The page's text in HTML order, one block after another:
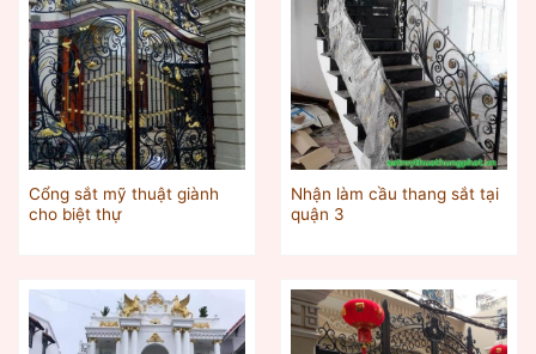
Cổng sắt mỹ thuật giành
cho biệt thự
Nhận làm cầu thang sắt tại
quận 3